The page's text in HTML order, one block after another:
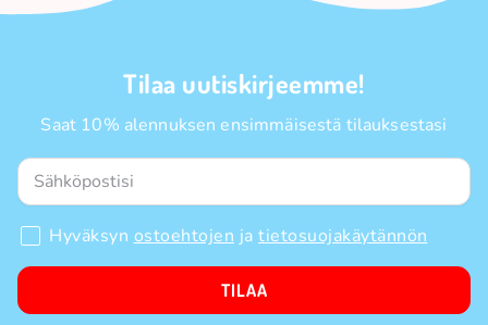
Tilaa uutiskirjeemme!
Saat 10% alennuksen ensimmäisestä tilauksestasi
Hyväksyn ostoehtojen ja tietosuojakäytännön
TILAA